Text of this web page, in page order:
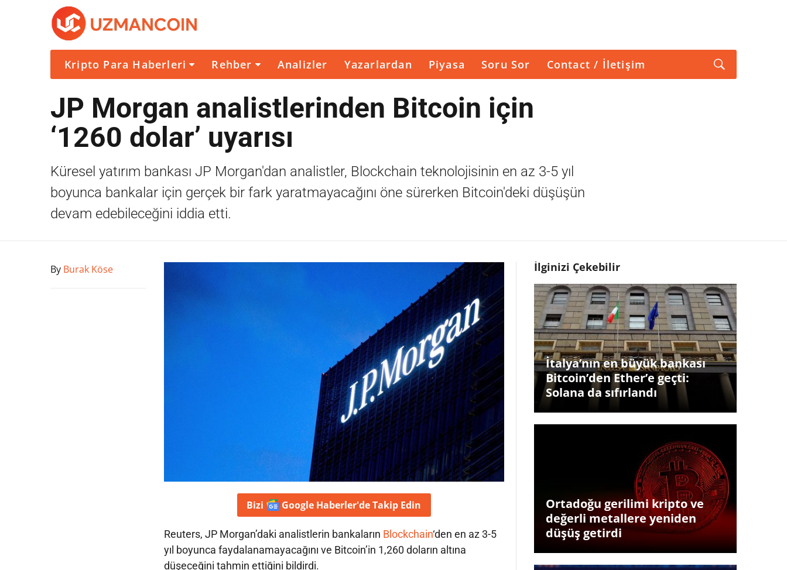
Kripto Para Haberleri Rehber Analizler Yazarlardan Piyasa Soru Sor Contact / İletişim
JP Morgan analistlerinden Bitcoin için
‘1260 dolar’ uyarısı
Küresel yatırım bankası JP Morgan'dan analistler, Blockchain teknolojisinin en az 3-5 yıl
boyunca bankalar için gerçek bir fark yaratmayacağını öne sürerken Bitcoin'deki düşüşün
devam edebileceğini iddia etti.
By Burak Köse
Bizi Google Haberler'deTakip Edin
Reuters, JP Morgan’daki analistlerin bankaların Blockchain‘den en az 3-5
yıl boyunca faydalanamayacağını ve Bitcoin’in 1,260 doların altına
düşeceğini tahmin ettiğini bildirdi.
İlginizi Çekebilir
İtalya’nın en büyük bankası
Bitcoin’den Ether’e geçti:
Solana da sıfırlandı
Ortadoğu gerilimi kripto ve
değerli metallere yeniden
düşüş getirdi